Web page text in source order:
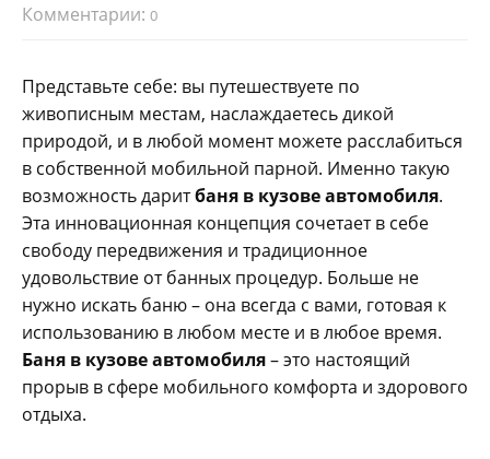
Комментарии: 0
Представьте себе: вы путешествуете по
живописным местам, наслаждаетесь дикой
природой, и в любой момент можете расслабиться
в собственной мобильной парной. Именно такую
возможность даритбаня в кузове автомобиля.
Эта инновационная концепция сочетает в себе
свободу передвижения и традиционное
удовольствие от банных процедур. Больше не
нужно искать баню – она всегда с вами, готовая к
использованию в любом месте и в любое время.
Баня в кузове автомобиля– это настоящий
прорыв в сфере мобильного комфорта и здорового
отдыха.